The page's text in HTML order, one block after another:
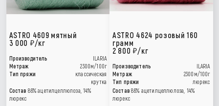
ASTRO 4609 мятный
3 000
/кг
Производитель
ILARIA
Метраж
2300м/100г
Тип пряжи
классическая
крутка
Состав 86% ацетилцеллюлоза, 14%
люрекс
ASTRO 4624 розовый 160
грамм
2 800 /кг
Производитель
ILARIA
Метраж
2300м/100г
Тип пряжи
люрекс
Состав 86% ацетилцеллюлоза, 14%
люрекс